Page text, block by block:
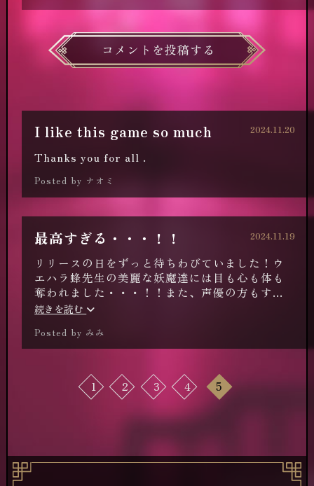
コメントを投稿する
I like this game so much
Thanks you for all .
Posted by ナオミ
2024.11.20
最高すぎる・・・！！
リリースの日をずっと待ちわびていました！ウ
エハラ蜂先生の美麗な妖魔達には目も心も体も
奪われました・・・！！また、声優の方もすご
く豪華で、艶めかしく、美しい世界観にぴった
イロンさん推しです！二人とも何とも言えない
危険な魅力に心奪われました～！もちろんほか
これからもっともっとハマっていきます・・・
続きを読む
Posted by みみ
2024.11.19
1 2 3 4 5